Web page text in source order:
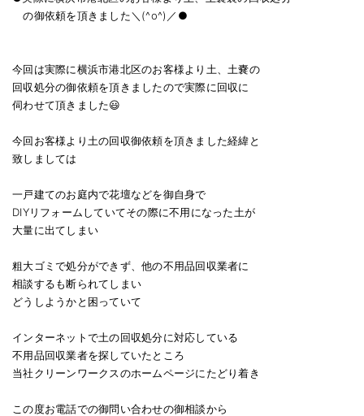
の御依頼を頂きました＼(^o^)／●
今回は実際に横浜市港北区のお客様より土、土嚢の
回収処分の御依頼を頂きましたので実際に回収に
伺わせて頂きました😃
今回お客様より土の回収御依頼を頂きました経緯と
致しましては
一戸建てのお庭内で花壇などを御自身で
DIYリフォームしていてその際に不用になった土が
大量に出てしまい
粗大ゴミで処分ができず、他の不用品回収業者に
相談するも断られてしまい
どうしようかと困っていて
インターネットで土の回収処分に対応している
不用品回収業者を探していたところ
当社クリーンワークスのホームページにたどり着き
この度お電話での御問い合わせの御相談から